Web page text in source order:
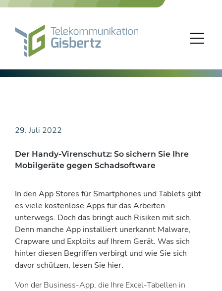
Skip
29. Juli 2022
Der Handy-Virenschutz: So sichern Sie Ihre
Mobilgeräte gegen Schadsoftware
In den App Stores für Smartphones und Tablets gibt
es viele kostenlose Apps für das Arbeiten
unterwegs. Doch das bringt auch Risiken mit sich.
Denn manche App installiert unerkannt Malware,
Crapware und Exploits auf Ihrem Gerät. Was sich
hinter diesen Begriffen verbirgt und wie Sie sich
davor schützen, lesen Sie hier.
Von der Business-App, die Ihre Excel-Tabellen in